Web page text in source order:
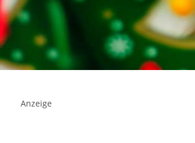
Anzeige